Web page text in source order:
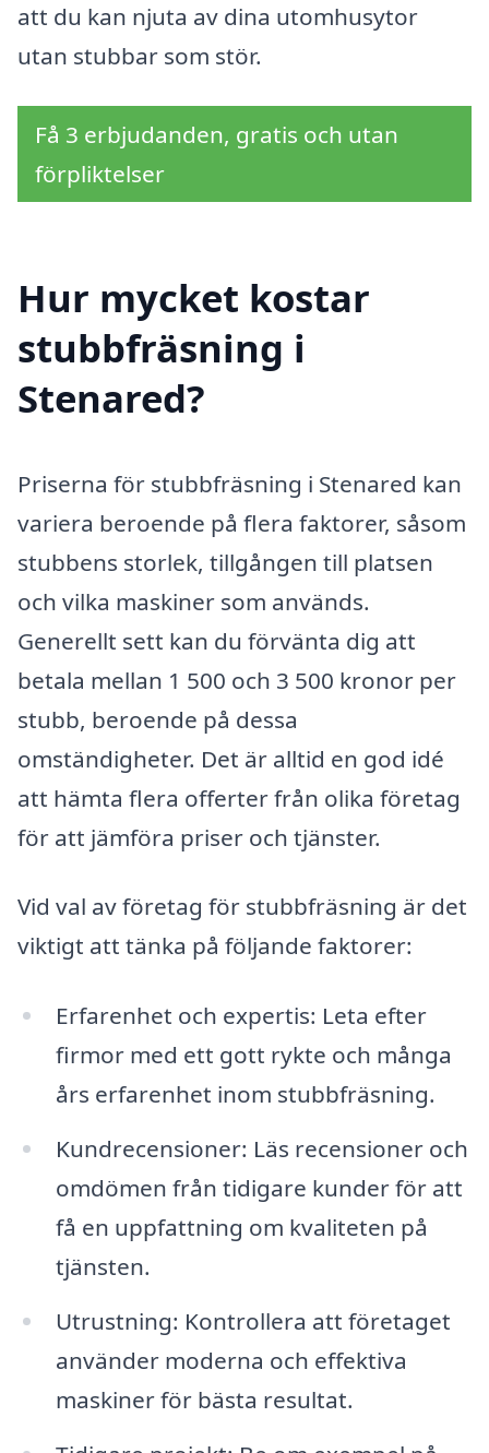
att du kan njuta av dina utomhusytor
utan stubbar som stör.
Få 3 erbjudanden, gratis och utan
förpliktelser
Hur mycket kostar
stubbfräsning i
Stenared?
Priserna för stubbfräsning i Stenared kan
variera beroende på flera faktorer, såsom
stubbens storlek, tillgången till platsen
och vilka maskiner som används.
Generellt sett kan du förvänta dig att
betala mellan 1 500 och 3 500 kronor per
stubb, beroende på dessa
omständigheter. Det är alltid en god idé
att hämta flera offerter från olika företag
för att jämföra priser och tjänster.
Vid val av företag för stubbfräsning är det
viktigt att tänka på följande faktorer:
Erfarenhet och expertis: Leta efter
firmor med ett gott rykte och många
års erfarenhet inom stubbfräsning.
Kundrecensioner: Läs recensioner och
omdömen från tidigare kunder för att
få en uppfattning om kvaliteten på
tjänsten.
Utrustning: Kontrollera att företaget
använder moderna och effektiva
maskiner för bästa resultat.